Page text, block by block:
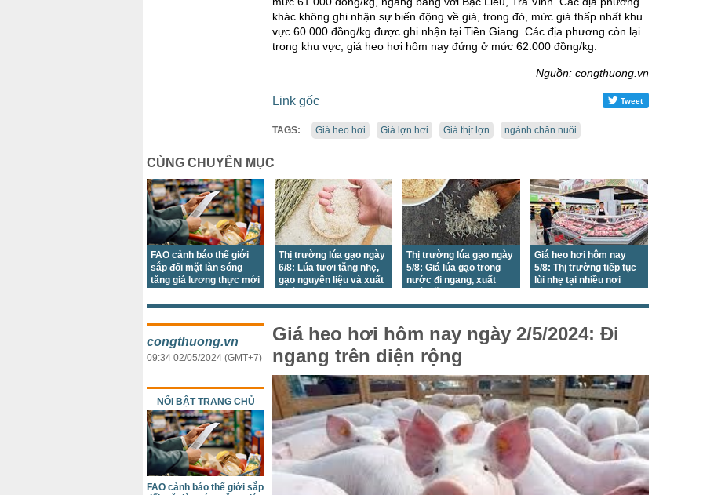
khác không ghi nhận sự biến động về giá, trong đó, mức giá thấp nhất khu
vực 60.000 đồng/kg được ghi nhận tại Tiền Giang. Các địa phương còn lại
trong khu vực, giá heo hơi hôm nay đứng ở mức 62.000 đồng/kg.
Nguồn: congthuong.vn
Link gốc Tweet
TAGS: Giá heo hơi Giá lợn hơi Giá thịt lợn ngành chăn nuôi
CÙNG CHUYÊN MỤC
FAO cảnh báo thế giới
sắp đối mặt làn sóng
tăng giá lương thực mới
Thị trường lúa gạo ngày
6/8: Lúa tươi tăng nhẹ,
gạo nguyên liệu và xuất
Thị trường lúa gạo ngày
5/8: Giá lúa gạo trong
nước đi ngang, xuất
Giá heo hơi hôm nay
5/8: Thị trường tiếp tục
lùi nhẹ tại nhiều nơi
Giá heo hơi hôm nay ngày 2/5/2024: Đi
ngang trên diện rộng
congthuong.vn
09:34 02/05/2024 (GMT+7)
NỔI BẬT TRANG CHỦ
FAO cảnh báo thế giới sắp